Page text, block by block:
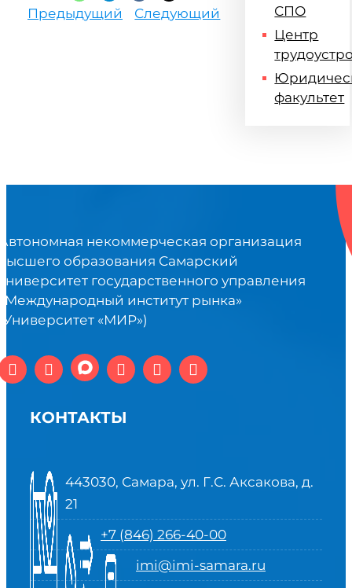
Предыдущий Следующий
СПО
Центр
факультет
некоммерческая организация
образования Самарский
государственного управления
институт рынка»
«МИР»)
КОНТАКТЫ
443030, Самара, ул. Г.С. Аксакова, д.
21
+7 (846) 266-40-00
imi@imi-samara.ru